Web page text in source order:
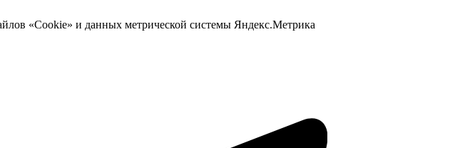
«Cookie» и данных метрической системы Яндекс.Метрика